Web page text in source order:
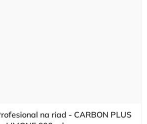
na riad - CARBON PLUS